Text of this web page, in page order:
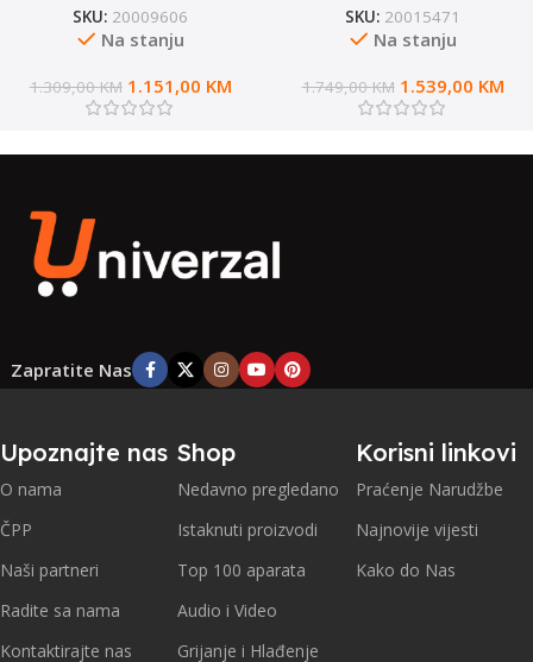
SKU: 20009606
Na stanju
1.309,00KM 1.151,00 KM
SKU: 20015471
Na stanju
1.749,00KM 1.539,00 KM
Zapratite Nas
Upoznajte nas
O nama
ČPP
Naši partneri
Radite sa nama
Kontaktirajte nas
Shop
Nedavno pregledano
Istaknuti proizvodi
Top 100 aparata
Audio i Video
Grijanje i Hlađenje
Korisni linkovi
Praćenje Narudžbe
Najnovije vijesti
Kako do Nas